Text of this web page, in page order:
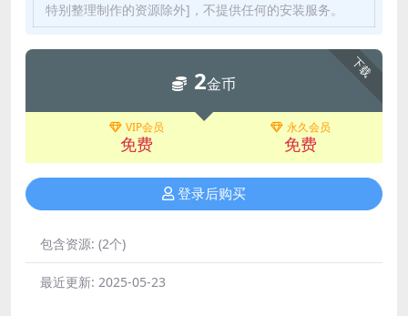
特别整理制作的资源除外]，不提供任何的安装服务。
下载
2金币
VIP会员
免费
永久会员
免费
登录后购买
包含资源: (2个)
最近更新: 2025-05-23